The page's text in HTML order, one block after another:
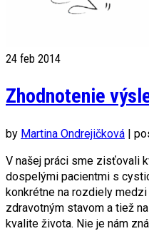
24 feb 2014
Zhodnotenie
by Martina Ondrejičková |
V našej práci sme zisťovali
dospelými pacientmi s
konkrétne na rozdiely
zdravotným stavom a tiež
kvalite života. Nie je nám